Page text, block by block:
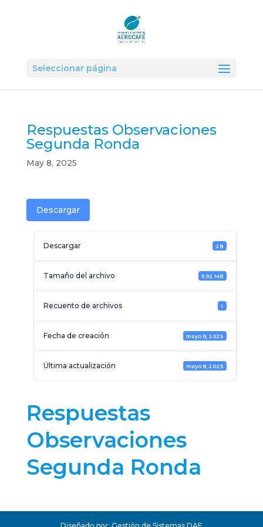
Seleccionar página
Respuestas Observaciones
Segunda Ronda
May 8, 2025
Descargar
Descargar 28
Tamaño del archivo 5.92 MB
Recuento de archivos 1
Fecha de creación mayo 8, 2025
Última actualización mayo 8, 2025
Respuestas
Observaciones
Segunda Ronda